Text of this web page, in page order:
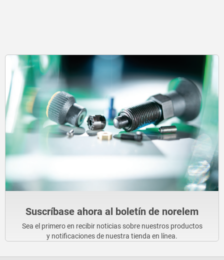
Suscríbase ahora al boletín de norelem
Sea el primero en recibir noticias sobre nuestros productos
y notificaciones de nuestra tienda en línea.